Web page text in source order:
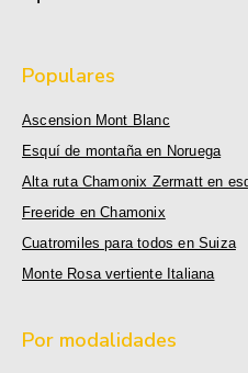
Populares
Ascension Mont Blanc
Esquí de montaña en Noruega
Alta ruta Chamonix Zermatt en
Freeride en Chamonix
Cuatromiles para todos en Suiza
Monte Rosa vertiente Italiana
Por modalidades